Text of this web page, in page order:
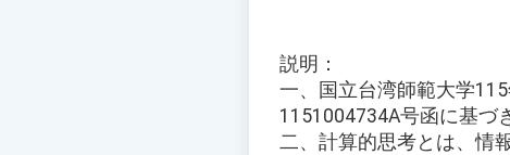
説明：
一、国立台湾師範大学
1151004734A号函に基づ
二、計算的思考とは、情